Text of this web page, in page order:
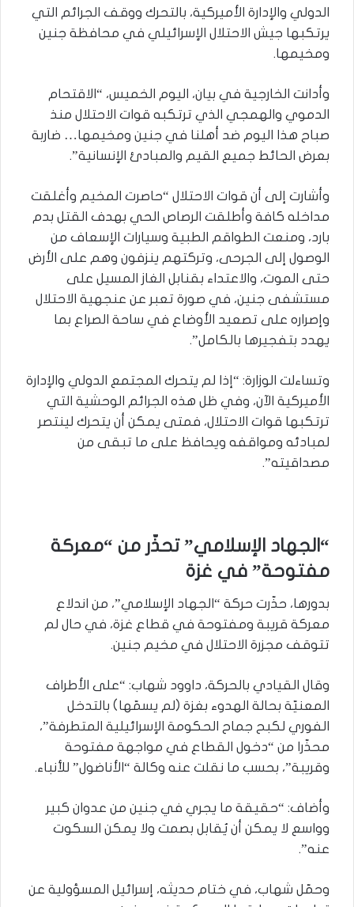
الدولي والإدارة الأميركية، بالتحرك ووقف الجرائم التي
يرتكبها جيش الاحتلال الإسرائيلي في محافظة جنين
ومخيمها.
وأدانت الخارجية في بيان، اليوم الخميس، “الاقتحام
الدموي والهمجي الذي ترتكبه قوات الاحتلال منذ
صباح هذا اليوم ضد أهلنا في جنين ومخيمها… ضاربة
بعرض الحائط جميع القيم والمبادئ الإنسانية”.
وأشارت إلى أن قوات الاحتلال “حاصرت المخيم وأغلقت
مداخله كافة وأطلقت الرصاص الحي بهدف القتل بدم
بارد، ومنعت الطواقم الطبية وسيارات الإسعاف من
الوصول إلى الجرحى، وتركتهم ينزفون وهم على الأرض
حتى الموت، والاعتداء بقنابل الغاز المسيل على
مستشفى جنين، في صورة تعبر عن عنجهية الاحتلال
وإصراره على تصعيد الأوضاع في ساحة الصراع بما
يهدد بتفجيرها بالكامل”.
وتساءلت الوزارة: “إذا لم يتحرك المجتمع الدولي والإدارة
الأميركية الآن، وفي ظل هذه الجرائم الوحشية التي
ترتكبها قوات الاحتلال، فمتى يمكن أن يتحرك لينتصر
لمبادئه ومواقفه ويحافظ على ما تبقى من
مصداقيته”.
“الجهاد الإسلامي” تحذّر من “معركة
مفتوحة” في غزة
بدورها، حذّرت حركة “الجهاد الإسلامي”، من اندلاع
معركة قريبة ومفتوحة في قطاع غزة، في حال لم
تتوقف مجزرة الاحتلال في مخيم جنين.
وقال القيادي بالحركة، داوود شهاب: “على الأطراف
المعنيّة بحالة الهدوء بغزة (لم يسمّها) بالتدخل
الفوري لكبح جماح الحكومة الإسرائيلية المتطرفة”،
محذّرا من “دخول القطاع في مواجهة مفتوحة
وقريبة”، بحسب ما نقلت عنه وكالة “الأناضول” للأنباء.
وأضاف: “حقيقة ما يجري في جنين من عدوان كبير
وواسع لا يمكن أن يُقابل بصمت ولا يمكن السكوت
عنه”.
وحمّل شهاب، في ختام حديثه، إسرائيل المسؤولية عن